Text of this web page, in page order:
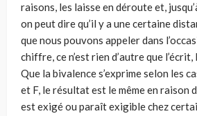
raisons, les laisse en déroute et,
on peut dire qu’il y a une certaine
que nous pouvons appeler dans
chiffre, ce n’est rien d’autre que l’écrit,
Que la bivalence s’exprime selon les
et F, le résultat est le même en raison
est exigé ou paraît exigible chez